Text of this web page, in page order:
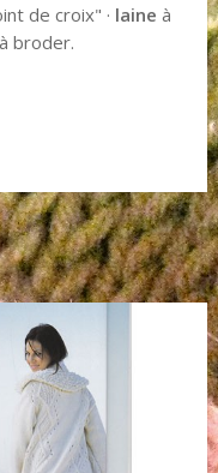
de croix" · laine à
broder.